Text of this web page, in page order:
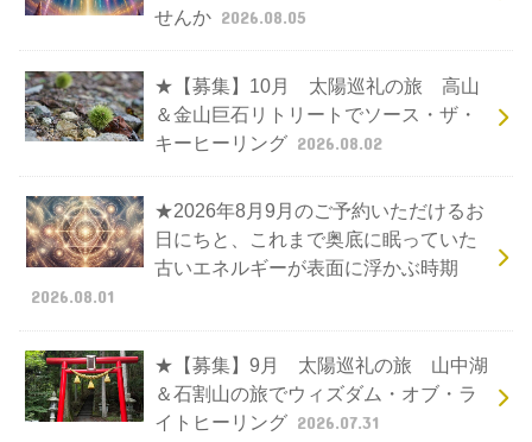
せんか 2026.08.05
★【募集】10月 太陽巡礼の旅 高山
＆金山巨石リトリートでソース・ザ・
キーヒーリング 2026.08.02
★2026年8月9月のご予約いただけるお
日にちと、これまで奥底に眠っていた
古いエネルギーが表面に浮かぶ時期
2026.08.01
★【募集】9月 太陽巡礼の旅 山中湖
＆石割山の旅でウィズダム・オブ・ラ
イトヒーリング 2026.07.31